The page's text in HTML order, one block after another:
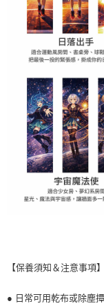
【保養須知＆注意事項】
● 日常可用乾布或除塵